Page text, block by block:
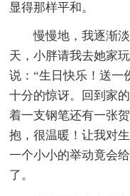
显得那样平和。
慢慢地，我逐渐淡
天，小胖请我去她家
说：“生日快乐！送一
十分的惊讶。回到家
着一支钢笔还有一张
抱，很温暖！让我对
一个小小的举动竟会
了。